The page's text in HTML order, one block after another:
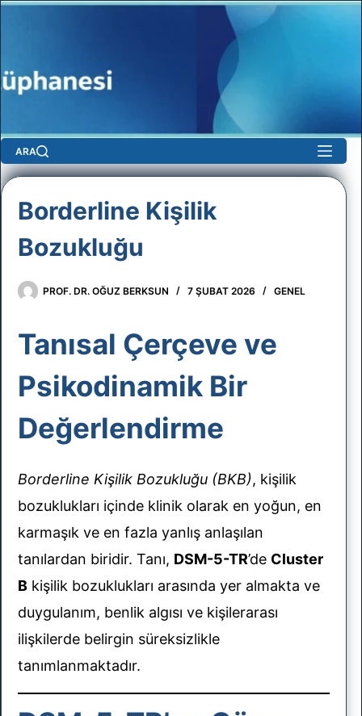
Skip
No
ARA
Borderline Kişilik
Bozukluğu
PROF. DR. OĞUZ BERKSUN 7 ŞUBAT 2026 GENEL
Tanısal Çerçeve ve
Psikodinamik Bir
Değerlendirme
Borderline Kişilik Bozukluğu (BKB), kişilik
bozuklukları içinde klinik olarak en yoğun, en
karmaşık ve en fazla yanlış anlaşılan
tanılardan biridir. Tanı, DSM-5-TR’de Cluster
B kişilik bozuklukları arasında yer almakta ve
duygulanım, benlik algısı ve kişilerarası
ilişkilerde belirgin süreksizlikle
tanımlanmaktadır.